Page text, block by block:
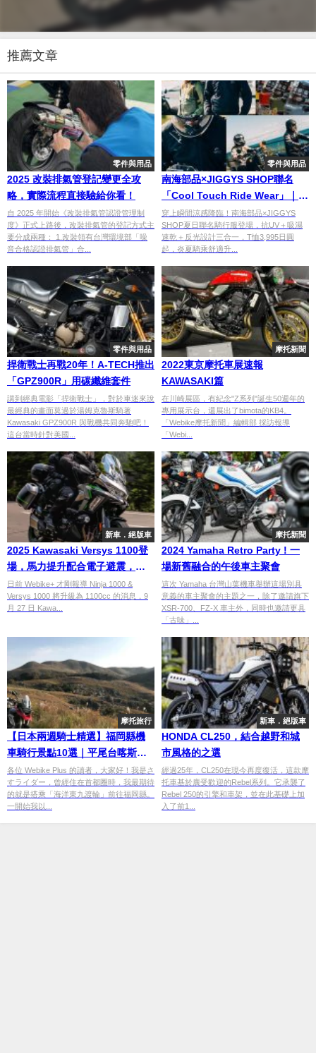
推薦文章
零件與用品
2025 改裝排氣管登記變更全攻
略，實際流程直接驗給你看！
自 2025 年開始《改裝排氣管認證管理制
度》正式上路後，改裝排氣管的登記方式主
要分成兩種： 1.改裝領有台灣環境部「噪
音合格認證排氣管」合...
零件與用品
南海部品×JIGGYS SHOP聯名
「Cool Touch Ride Wear」｜抗
UV涼感吸濕速乾夏日騎乘機能服
穿上瞬間涼感降臨！南海部品×JIGGYS
SHOP夏日聯名騎行服登場，抗UV＋吸濕
速乾＋反光設計三合一，T恤3,995日圓
起，炎夏騎乘舒適升...
零件與用品
捍衛戰士再戰20年！A-TECH推出
「GPZ900R」用碳纖維套件
講到經典電影「捍衛戰士」，對於車迷來說
最經典的畫面莫過於湯姆克魯斯騎著
Kawasaki GPZ900R 與戰機共同奔馳吧！
這台當時針對美國...
摩托新聞
2022東京摩托車展速報
KAWASAKI篇
在川崎展區，有紀念"Z系列"誕生50週年的
專用展示台，還展出了bimota的KB4。
「Webike摩托新聞」編輯部 採訪報導
「Webi...
新車．絕版車
2025 Kawasaki Versys 1100登
場，馬力提升配合電子避震，冒
險旅程再進化！
日前 Webike+ 才剛報導 Ninja 1000 &
Versys 1000 將升級為 1100cc 的消息，9
月 27 日 Kawa...
摩托新聞
2024 Yamaha Retro Party ! 一
場新舊融合的午後車主聚會
這次 Yamaha 台灣山葉機車舉辦這場別具
意義的車主聚會的主題之一，除了邀請旗下
XSR-700、FZ-X 車主外，同時也邀請更具
「古味」...
摩托旅行
【日本兩週騎士精選】福岡縣機
車騎行景點10選｜平尾台喀斯特
公路、志摩Sunset Road、太宰
府天滿宮到在地美食完整攻略
各位 Webike Plus 的讀者，大家好！我是さ
すライダー，曾經住在首都圈時，我最期待
的就是搭乘「海洋東九渡輪」前往福岡縣。
一開始我以...
新車．絕版車
HONDA CL250，結合越野和城
市風格的之選
經過25年，CL250在現今再度復活，這款摩
托車基於廣受歡迎的Rebel系列。它承襲了
Rebel 250的引擎和車架，並在此基礎上加
入了前1...